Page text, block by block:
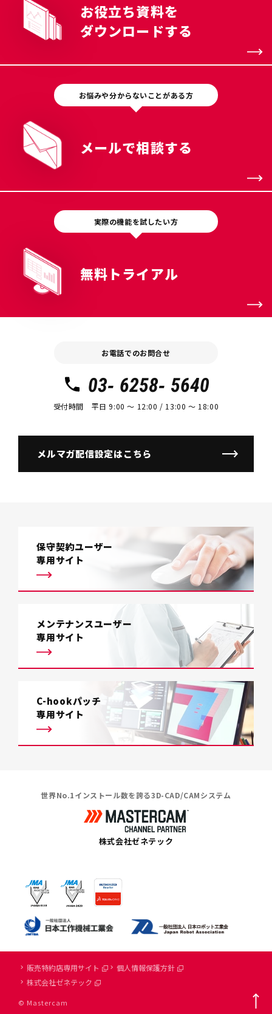
お役立ち資料を
ダウンロードする
お悩みや分からないことがある方
メールで相談する
実際の機能を試したい方
無料トライアル
お電話でのお問合せ
03- 6258- 5640
受付時間 平日 9:00 〜 12:00 / 13:00 〜 18:00
メルマガ配信設定はこちら
保守契約ユーザー
専用サイト
メンテナンスユーザー
専用サイト
C-hookパッチ
専用サイト
世界No.1インストール数を誇る3D-CAD/CAMシステム
株式会社ゼネテック
© Mastercam
販売特約店専用サイト
個人情報保護方針
株式会社ゼネテック